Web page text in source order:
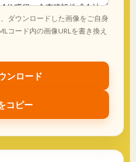
ダウンロードした画像をご自身
コード内の画像URLを書き換え
ンロード
コピー